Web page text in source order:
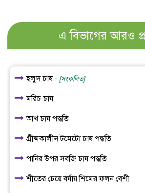
এ বিভাগের আরও
হলুদ চাষ - [সংকলিত]
মরিচ চাষ
আখ চাষ পদ্ধতি
গ্রীষ্মকালীন টমেটো চাষ পদ্ধতি
পানির উপর সবজি চাষ পদ্ধতি
শীতের চেয়ে বর্ষায় শিমের ফলন বেশী